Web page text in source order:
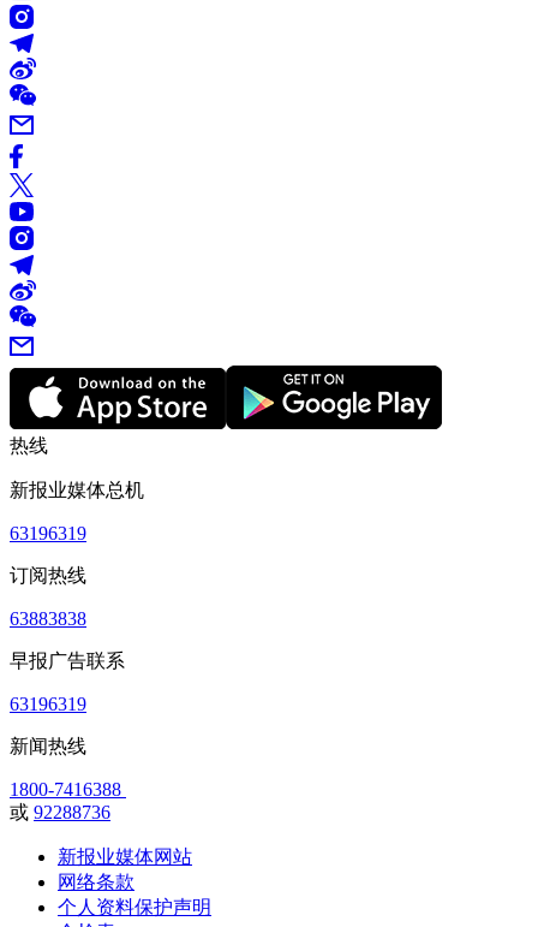
热线
新报业媒体总机
63196319
订阅热线
63883838
早报广告联系
63196319
新闻热线
1800-7416388
或 92288736
新报业媒体网站
网络条款
个人资料保护声明